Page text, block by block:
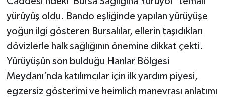
yürüyüş oldu. Bando eşliğinde yapılan yürüyüşe
yoğun ilgi gösteren Bursalılar, ellerin taşıdıkları
dövizlerle halk sağlığının önemine dikkat çekti.
Yürüyüşün son bulduğu Hanlar Bölgesi
Meydanı’nda katılımcılar için ilk yardım piyesi,
egzersiz gösterimi ve heimlich manevrası anlatımı